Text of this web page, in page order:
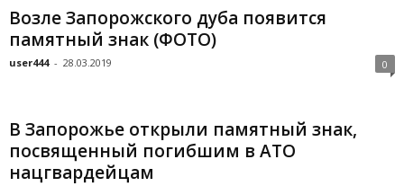
Возле Запорожского дуба появится
памятный знак (ФОТО)
user444 - 28.03.2019 0
В Запорожье открыли памятный знак,
посвященный погибшим в АТО
нацгвардейцам